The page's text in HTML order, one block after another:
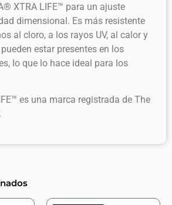
XTRA LIFE™ para un ajuste
dimensional. Es más resistente
al cloro, a los rayos UV, al calor y
estar presentes en los
lo que lo hace ideal para los
es una marca registrada de The